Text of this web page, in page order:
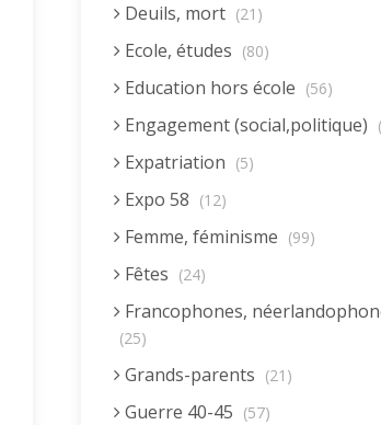
Deuils, mort (21)
Ecole, études (80)
Education hors école (56)
Engagement (social,politique)
Expatriation (5)
Expo 58 (12)
Femme, féminisme (99)
Fêtes (24)
Francophones,
(25)
Grands-parents (21)
Guerre 40-45 (57)